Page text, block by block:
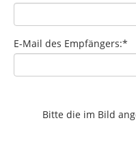
E-Mail des Empfängers:*
Bitte die im Bild